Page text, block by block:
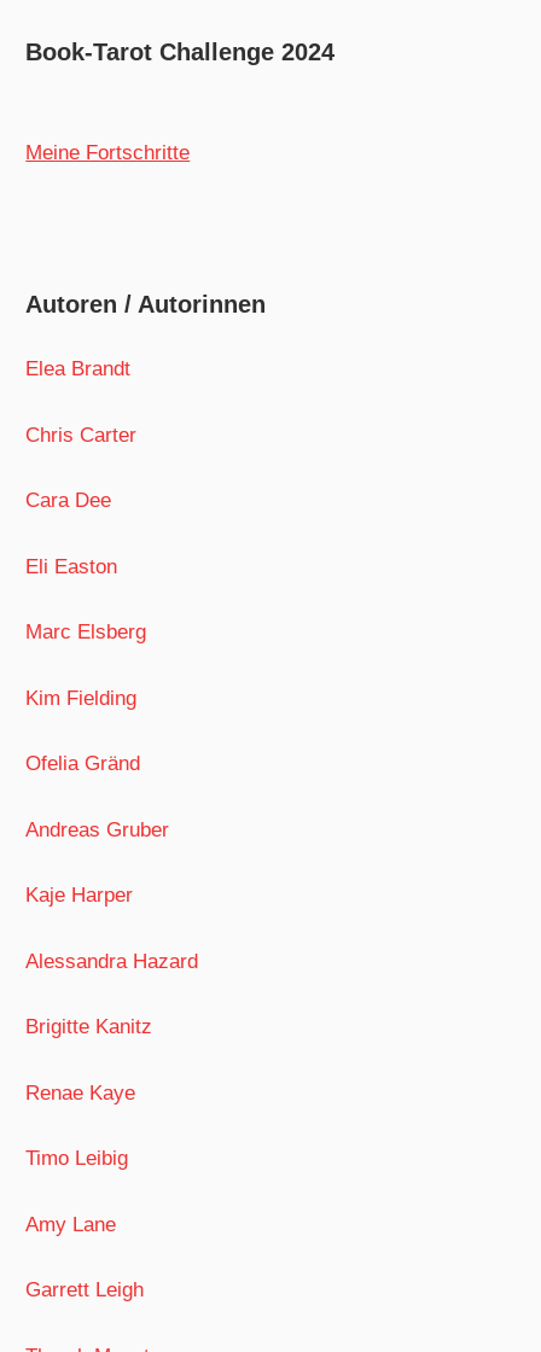
Book-Tarot Challenge 2024
Meine Fortschritte
Autoren / Autorinnen
Elea Brandt
Chris Carter
Cara Dee
Eli Easton
Marc Elsberg
Kim Fielding
Ofelia Gränd
Andreas Gruber
Kaje Harper
Alessandra Hazard
Brigitte Kanitz
Renae Kaye
Timo Leibig
Amy Lane
Garrett Leigh